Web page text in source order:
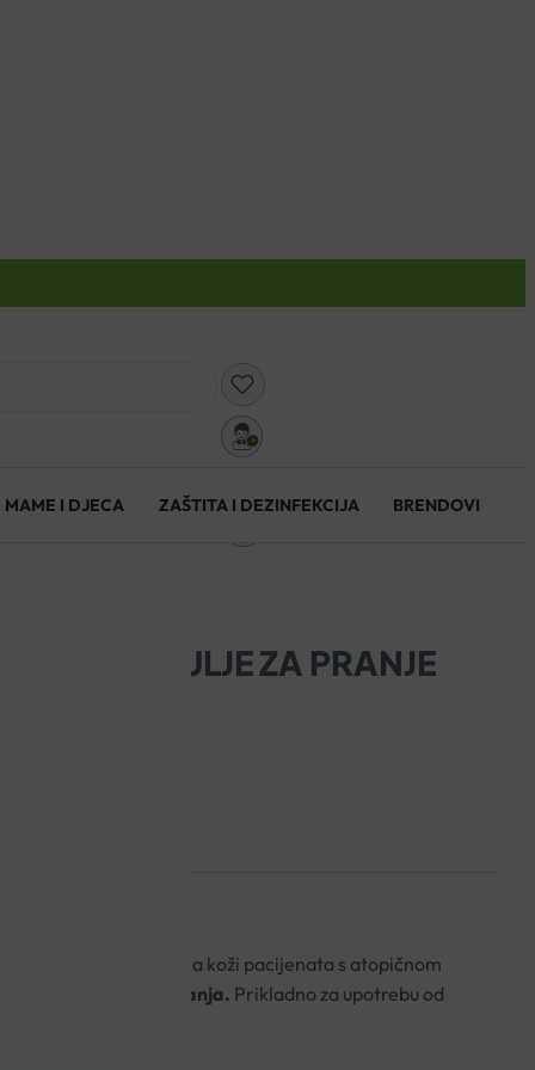
MAME I DJECA ZAŠTITA I DEZINFEKCIJA BRENDOVI
ULJE ZA PRANJE
podnošljivosti na koži pacijenata s atopičnom
i štiti je od isušivanja. Prikladno za upotrebu od